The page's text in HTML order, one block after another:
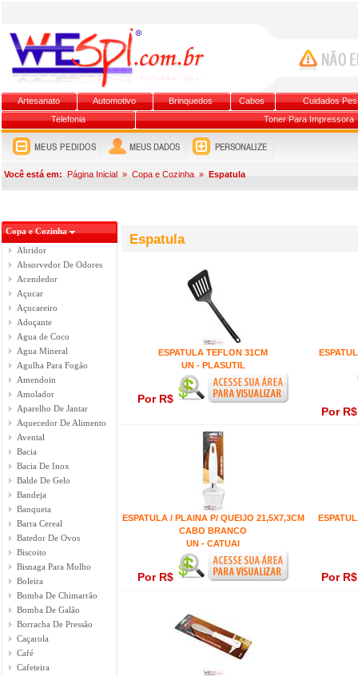
Artesanato Automotivo Brinquedos Cabos
Cuidados
Telefonia
Toner Para Impressora
Você está em: Página Inicial » Copa e Cozinha » Espatula
Copa e Cozinha
Abridor
Absorvedor De Odores
Acendedor
Açucar
Açucareiro
Adoçante
Agua de Coco
Agua Mineral
Agulha Para Fogão
Amendoin
Amolador
Aparelho De Jantar
Aquecedor De Alimento
Avental
Bacia
Bacia De Inox
Balde De Gelo
Bandeja
Banqueta
Barra Cereal
Batedor De Ovos
Biscoito
Bisnaga Para Molho
Boleira
Bomba De Chimarrão
Bomba De Galão
Borracha De Pressão
Caçarola
Café
Cafeteira
Espatula
ESPATULA TEFLON 31CM
UN - PLASUTIL
Por R$
Por
ESPATULA / PLAINA P/ QUEIJO 21,5X7,3CM
CABO BRANCO
UN - CATUAI
Por R$ Por